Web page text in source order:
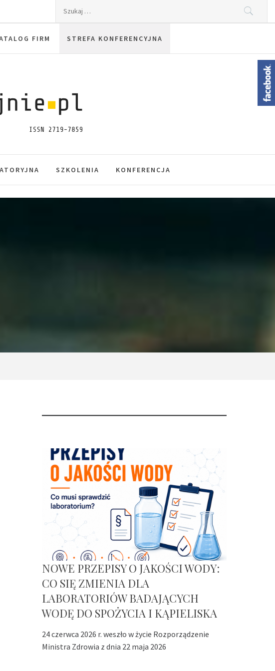
FIRM STREFA KONFERENCYJNA
SZKOLENIA KONFERENCJA
NOWE PRZEPISY O JAKOŚCI WODY:
CO SIĘ ZMIENIA DLA
LABORATORIÓW BADAJĄCYCH
WODĘ DO SPOŻYCIA I KĄPIELISKA
24 czerwca 2026 r. weszło w życie Rozporządzenie
Ministra Zdrowia z dnia 22 maja 2026